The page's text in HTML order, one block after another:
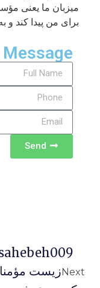
میزبان ما یعنی
برای من پیدا کند و
Send
Nextزيست